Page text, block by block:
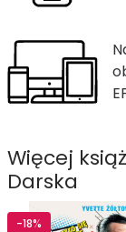
Więcej
Darska
-18%